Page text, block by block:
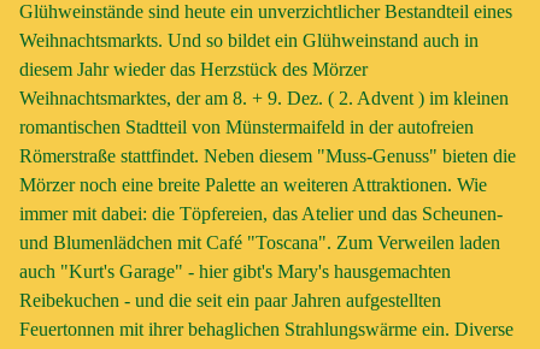
Glühweinstände sind heute ein unverzichtlicher Bestandteil eines
Weihnachtsmarkts. Und so bildet ein Glühweinstand auch in
diesem Jahr wieder das Herzstück des Mörzer
Weihnachtsmarktes, der am 8. + 9. Dez. ( 2. Advent ) im kleinen
romantischen Stadtteil von Münstermaifeld in der autofreien
Römerstraße stattfindet. Neben diesem "Muss-Genuss" bieten die
Mörzer noch eine breite Palette an weiteren Attraktionen. Wie
immer mit dabei: die Töpfereien, das Atelier und das Scheunen-
und Blumenlädchen mit Café "Toscana". Zum Verweilen laden
auch "Kurt's Garage" - hier gibt's Mary's hausgemachten
Reibekuchen - und die seit ein paar Jahren aufgestellten
Feuertonnen mit ihrer behaglichen Strahlungswärme ein. Diverse